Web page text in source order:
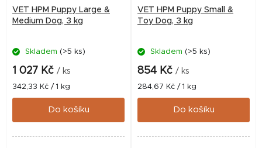
VET HPM Puppy Large &
Medium Dog, 3 kg
Skladem (>5 ks)
1 027 Kč / ks
Měrná
cena:
342,33 Kč / 1 kg
Do košíku
VET HPM Puppy Small &
Toy Dog, 3 kg
Skladem (>5 ks)
854 Kč / ks
Měrná
cena:
284,67 Kč / 1 kg
Do košíku